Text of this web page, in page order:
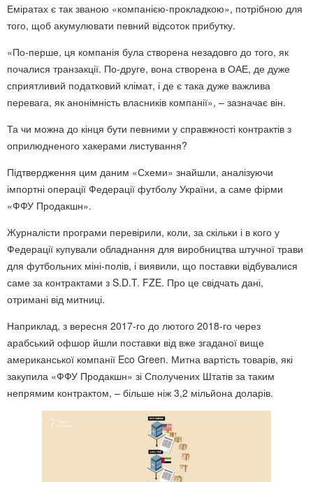
Еміратах є так званою «компанією-прокладкою», потрібною для
того, щоб акумулювати певний відсоток прибутку.
«По-перше, ця компанія була створена незадовго до того, як
почалися транзакції. По-друге, вона створена в ОАЕ, де дуже
сприятливий податковий клімат, і де є така дуже важлива
перевага, як анонімність власників компанії», – зазначає він.
Та чи можна до кінця бути певними у справжності контрактів з
оприлюдненого хакерами листування?
Підтвердження цим даним «Схеми» знайшли, аналізуючи
імпортні операції Федерації футболу України, а саме фірми
«ФФУ Продакшн».
Журналісти програми перевірили, коли, за скільки і в кого у
Федерації купували обладнання для виробництва штучної трави
для футбольних міні-полів, і виявили, що поставки відбувалися
саме за контрактами з S.D.T. FZE. Про це свідчать дані,
отримані від митниці.
Наприклад, з вересня 2017-го до лютого 2018-го через
арабський офшор йшли поставки від вже згаданої вище
американської компанії Eco Green. Митна вартість товарів, які
закупила «ФФУ Продакшн» зі Сполучених Штатів за таким
непрямим контрактом, – більше ніж 3,2 мільйона доларів.